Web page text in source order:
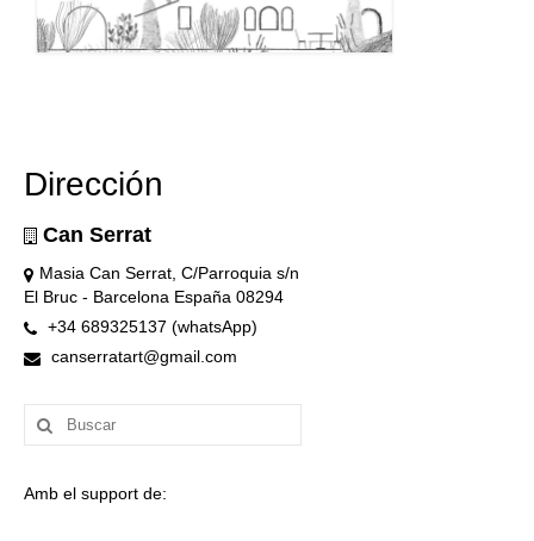
Dirección
Can Serrat
Masia Can Serrat, C/Parroquia s/n
El Bruc - Barcelona España 08294
+34 689325137 (whatsApp)
canserratart@gmail.com
Buscar
por:
Amb el support de: